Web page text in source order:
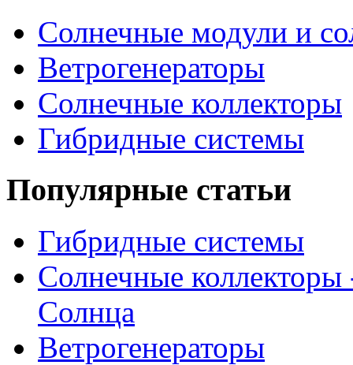
Солнечные модули и
Ветрогенераторы
Солнечные коллекторы
Гибридные системы
Популярные статьи
Гибридные системы
Солнечные коллекторы
Солнца
Ветрогенераторы